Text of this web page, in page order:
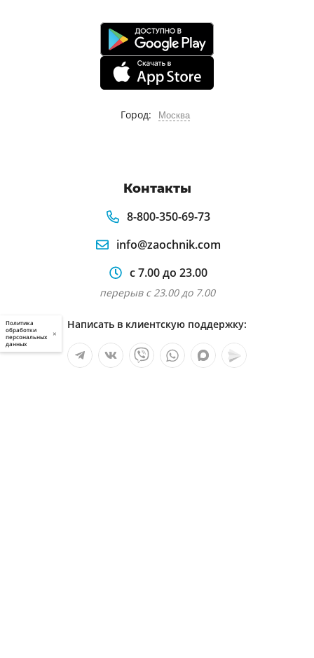
Город: Москва
Контакты
8-800-350-69-73
info@zaochnik.com
с 7.00 до 23.00
перерыв с 23.00 до 7.00
Написать в клиентскую поддержку:
Политика
обработки
персональных
данных
×